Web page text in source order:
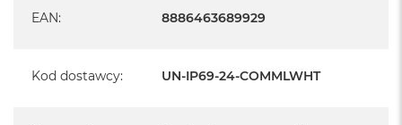
Wytrzymały, błyszczący tył zapewniający zwiększoną
560.6) z testem upadku z wysokości do 4 metrów
Ulepszona użyteczność dzięki precyzyjnemu wycięciu na
EAN: 8886463689929
Kod dostawcy: UN-IP69-24-COMMLWHT